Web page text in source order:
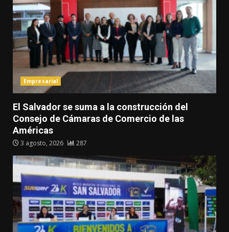
Empresarial
El Salvador se suma a la construcción del
Consejo de Cámaras de Comercio de las
Américas
3 agosto, 2026 287